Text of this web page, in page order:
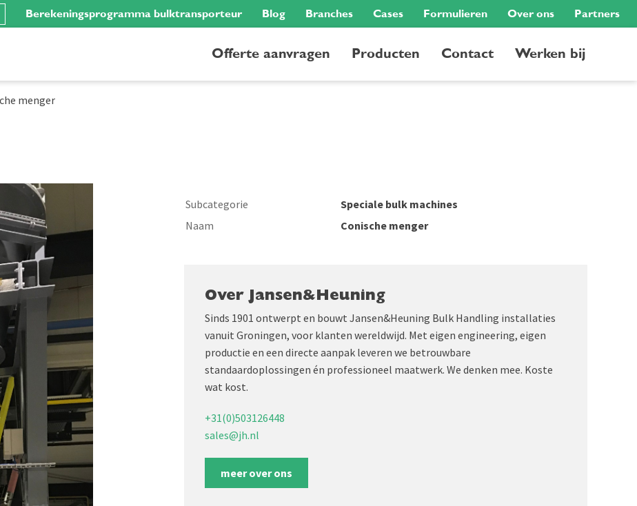
Berekeningsprogramma bulktransporteur Blog Branches Cases Formulieren Over ons Partners
Offerte aanvragen Producten Contact Werken bij
menger
Subcategorie
Speciale bulk machines
Naam
Conische menger
Over Jansen&Heuning
Sinds 1901 ontwerpt en bouwt Jansen&Heuning Bulk Handling installaties
vanuit Groningen, voor klanten wereldwijd. Met eigen engineering, eigen
productie en een directe aanpak leveren we betrouwbare
standaardoplossingen én professioneel maatwerk. We denken mee. Koste
wat kost.
+31(0)503126448
sales@jh.nl
meer over ons